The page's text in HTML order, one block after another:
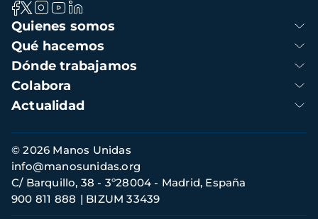
Navegación
principal
Quienes somos
Qué hacemos
Dónde trabajamos
Colabora
Actualidad
Información
de
contacto
© 2026 Manos Unidas
C/ Barquillo, 38 - 3º28004 - Madrid, España
900 811 888
BIZUM 33439
info@manosunidas.org